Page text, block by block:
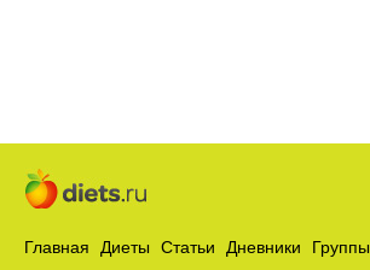
Главная Диеты Статьи Дневники Группы